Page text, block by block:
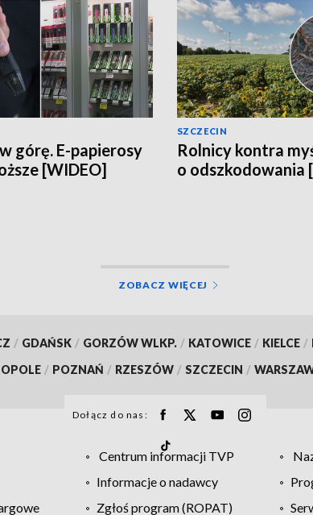
górę. E-papierosy
[WIDEO]
SZCZECIN
Rolnicy kontra
o odszkodowania
ZOBACZ WIĘCEJ
/ GDAŃSK / GORZÓW WLKP. / KATOWICE / KIELCE /
OPOLE / POZNAŃ / RZESZÓW / SZCZECIN /
Dołącz do nas:
Centrum informacji TVP
Informacje o nadawcy
Zgłoś program (ROPAT)